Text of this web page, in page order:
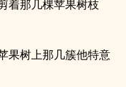
着那几棵苹果树枝
果树上那几簇他特意